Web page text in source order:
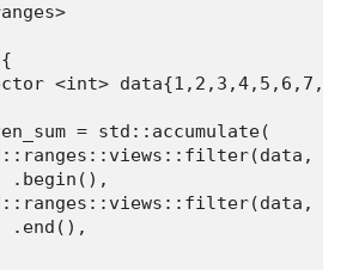
<int>
= std::accumulate(
.begin(),
.end(),